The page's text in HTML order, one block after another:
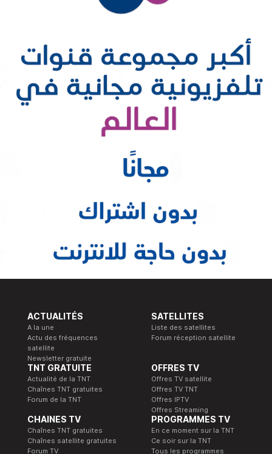
ACTUALITÉS
A la une
Actu des fréquences
satellite
Newsletter gratuite
SATELLITES
Liste des satellites
Forum réception satellite
TNT GRATUITE
Actualité de la TNT
Chaînes TNT gratuites
Forum de la TNT
OFFRES TV
Offres TV satellite
Offres TV TNT
Offres IPTV
Offres Streaming
CHAINES TV
Chaînes TNT gratuites
Chaînes satellite gratuites
Forum TV
PROGRAMMES TV
En ce moment sur la TNT
Ce soir sur la TNT
Tous les programmes